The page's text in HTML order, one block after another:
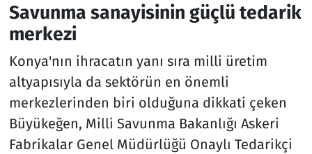
Savunma sanayisinin güçlü tedarik
merkezi
Konya'nın ihracatın yanı sıra milli üretim
altyapısıyla da sektörün en önemli
merkezlerinden biri olduğuna dikkati çeken
Büyükeğen, Milli Savunma Bakanlığı Askeri
Fabrikalar Genel Müdürlüğü Onaylı Tedarikçi